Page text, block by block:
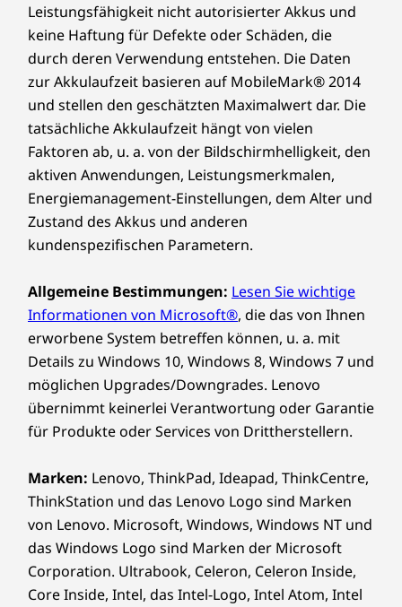
Leistungsfähigkeit nicht autorisierter Akkus und
keine Haftung für Defekte oder Schäden, die
durch deren Verwendung entstehen. Die Daten
zur Akkulaufzeit basieren auf MobileMark® 2014
und stellen den geschätzten Maximalwert dar. Die
tatsächliche Akkulaufzeit hängt von vielen
Faktoren ab, u. a. von der Bildschirmhelligkeit, den
aktiven Anwendungen, Leistungsmerkmalen,
Energiemanagement-Einstellungen, dem Alter und
Zustand des Akkus und anderen
kundenspezifischen Parametern.
Allgemeine Bestimmungen: Lesen Sie wichtige
Informationen von Microsoft®, die das von Ihnen
erworbene System betreffen können, u. a. mit
Details zu Windows 10, Windows 8, Windows 7 und
möglichen Upgrades/Downgrades. Lenovo
übernimmt keinerlei Verantwortung oder Garantie
für Produkte oder Services von Drittherstellern.
Marken: Lenovo, ThinkPad, Ideapad, ThinkCentre,
ThinkStation und das Lenovo Logo sind Marken
von Lenovo. Microsoft, Windows, Windows NT und
das Windows Logo sind Marken der Microsoft
Corporation. Ultrabook, Celeron, Celeron Inside,
Core Inside, Intel, das Intel-Logo, Intel Atom, Intel